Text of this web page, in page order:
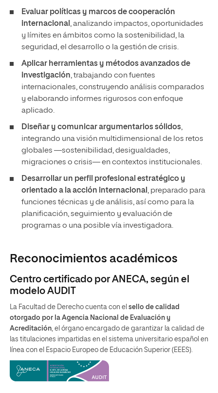
Evaluar políticas y marcos de cooperación
internacional , analizando impactos, oportunidades
y límites en ámbitos como la sostenibilidad, la
seguridad, el desarrollo o la gestión de crisis.
Aplicar herramientas y métodos avanzados de
investigación, trabajando con fuentes
internacionales, construyendo análisis comparados
y elaborando informes rigurosos con enfoque
aplicado.
Diseñar y comunicar argumentarios sólidos,
integrando una visión multidimensional de los retos
globales —sostenibilidad, desigualdades,
migraciones o crisis— en contextos institucionales.
Desarrollar un perfil profesional estratégico y
orientado a la acción internacional , preparado para
funciones técnicas y de análisis, así como para la
planificación, seguimiento y evaluación de
programas o una posible vía investigadora.
Reconocimientos académicos
Centro certificado por ANECA, según el
modelo AUDIT
La Facultad de Derecho cuenta con el sello de calidad
otorgado por la Agencia Nacional de Evaluación y
Acreditación, el órgano encargado de garantizar la calidad de
las titulaciones impartidas en el sistema universitario español en
línea con el Espacio Europeo de Educación Superior (EEES).